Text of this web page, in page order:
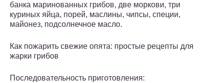
банка маринованных грибов, две моркови, три
куриных яйца, порей, маслины, чипсы, специи,
майонез, подсолнечное масло.
Как пожарить свежие опята: простые рецепты для
жарки грибов
Последовательность приготовления: